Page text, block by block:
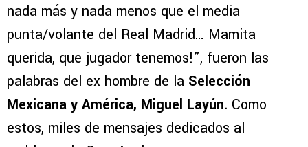
nada más y nada menos que el media
punta/volante del Real Madrid… Mamita
querida, que jugador tenemos!”, fueron las
palabras del ex hombre de la Selección
Mexicana y América, Miguel Layún. Como
estos, miles de mensajes dedicados al